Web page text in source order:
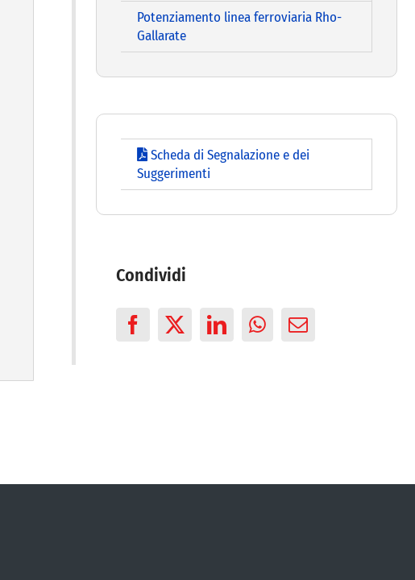
Potenziamento linea ferroviaria Rho-
Gallarate
Scheda di Segnalazione e dei
Suggerimenti
Condividi